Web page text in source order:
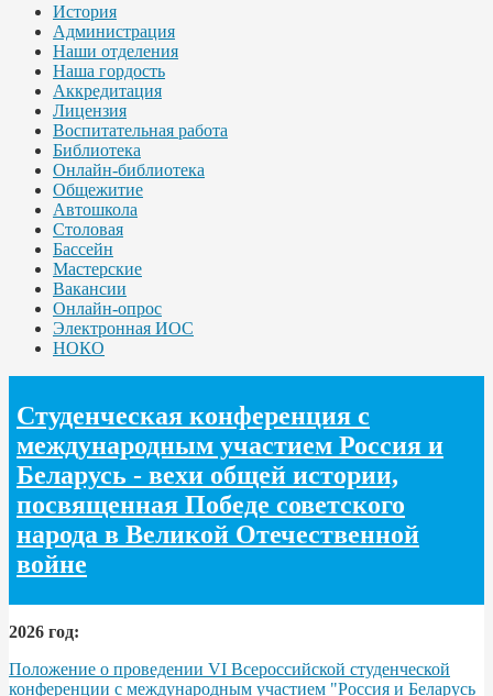
История
Администрация
Наши отделения
Наша гордость
Аккредитация
Лицензия
Воспитательная работа
Библиотека
Онлайн-библиотека
Общежитие
Автошкола
Столовая
Бассейн
Мастерские
Вакансии
Онлайн-опрос
Электронная ИОС
НОКО
Студенческая конференция с
международным участием Россия и
Беларусь - вехи общей истории,
посвященная Победе советского
народа в Великой Отечественной
войне
2026 год:
Положение о проведении VI Всероссийской студенческой
конференции с международным участием "Россия и Беларусь